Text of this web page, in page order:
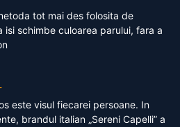
tot mai des folosita de
isi schimbe culoarea parului, fara a
este visul fiecarei persoane. In
brandul italian „Sereni Capelli” a